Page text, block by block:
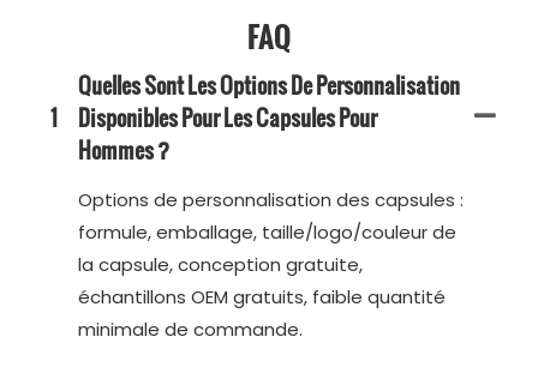
FAQ
1
Quelles Sont Les Options De Personnalisation
Disponibles Pour Les Capsules Pour
Hommes ?
Options de personnalisation des capsules :
formule, emballage, taille/logo/couleur de
la capsule, conception gratuite,
échantillons OEM gratuits, faible quantité
minimale de commande.